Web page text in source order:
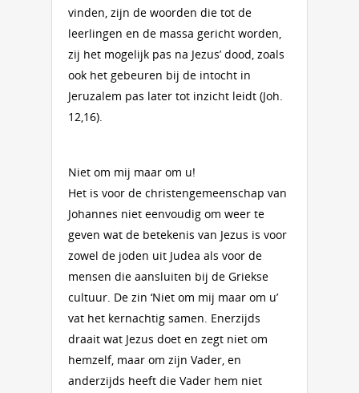
vinden, zijn de woorden die tot de
leerlingen en de massa gericht worden,
zij het mogelijk pas na Jezus’ dood, zoals
ook het gebeuren bij de intocht in
Jeruzalem pas later tot inzicht leidt (Joh.
12,16).
Niet om mij maar om u!
Het is voor de christengemeenschap van
Johannes niet eenvoudig om weer te
geven wat de betekenis van Jezus is voor
zowel de joden uit Judea als voor de
mensen die aansluiten bij de Griekse
cultuur. De zin ‘Niet om mij maar om u’
vat het kernachtig samen. Enerzijds
draait wat Jezus doet en zegt niet om
hemzelf, maar om zijn Vader, en
anderzijds heeft die Vader hem niet